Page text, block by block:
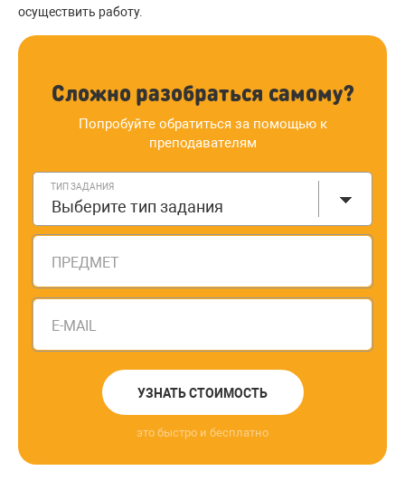
осуществить работу.
Сложно разобраться самому?
Попробуйте обратиться за помощью к
преподавателям
ТИП ЗАДАНИЯ
Выберите тип задания
ПРЕДМЕТ
E-MAIL
УЗНАТЬ СТОИМОСТЬ
это быстро и бесплатно